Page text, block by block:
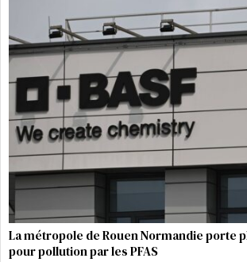
La métropole de Rouen Normandie porte
pour pollution par les PFAS